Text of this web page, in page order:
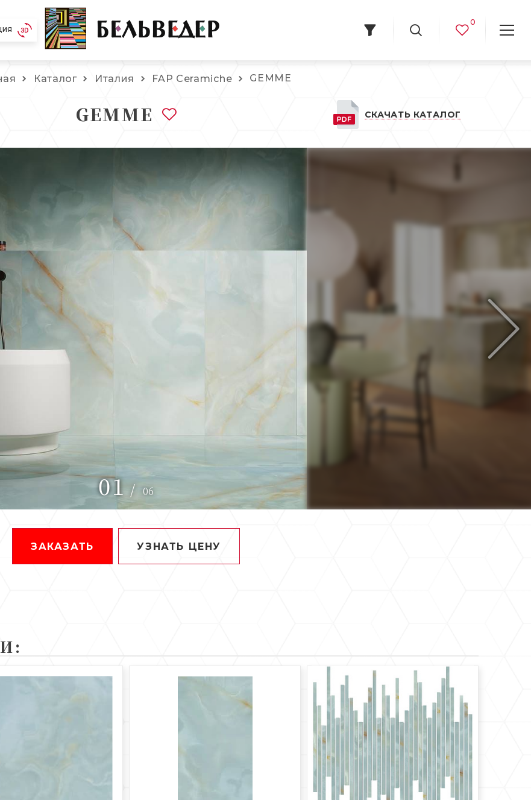
0
Каталог Италия FAP Ceramiche GEMME
GEMME СКАЧАТЬ КАТАЛОГ
01 / 06
ЗАКАЗАТЬ УЗНАТЬ ЦЕНУ